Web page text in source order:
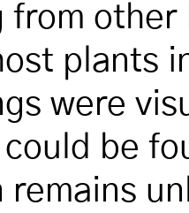
from other
plants
were
be
remains